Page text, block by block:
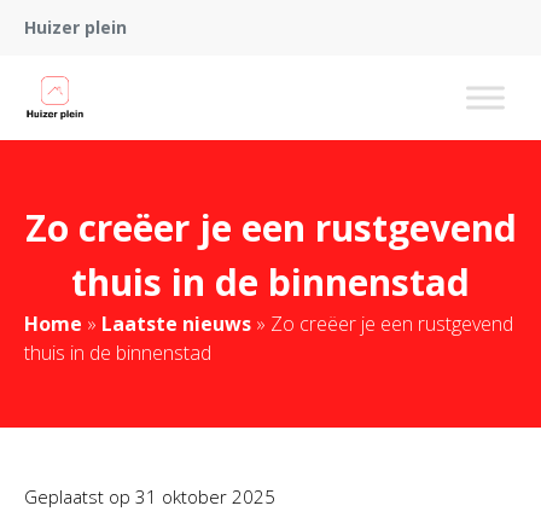
Huizer plein
Zo creëer je een rustgevend
thuis in de binnenstad
Home » Laatste nieuws » Zo creëer je een rustgevend
thuis in de binnenstad
Geplaatst op 31 oktober 2025